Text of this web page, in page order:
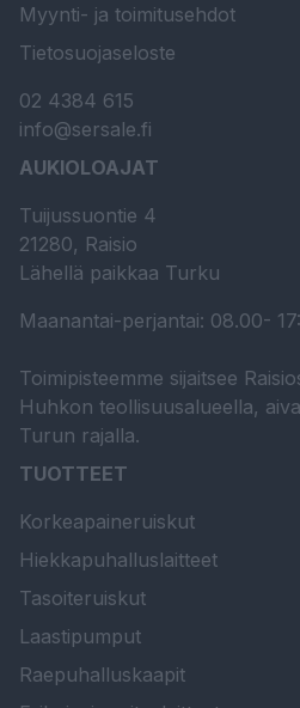
Myynti- ja toimitusehdot
Tietosuojaseloste
02 4384 615
info@sersale.fi
AUKIOLOAJAT
Tuijussuontie 4
21280, Raisio
Lähellä paikkaa Turku
Maanantai-perjantai: 08.00-
Toimipisteemme sijaitsee
Huhkon teollisuusalueella,
Turun rajalla.
TUOTTEET
Korkeapaineruiskut
Hiekkapuhalluslaitteet
Tasoiteruiskut
Laastipumput
Raepuhalluskaapit